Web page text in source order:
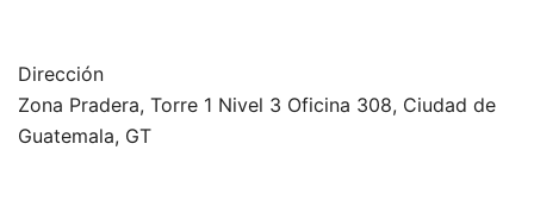
Dirección
Zona Pradera, Torre 1 Nivel 3 Oficina 308, Ciudad de
Guatemala, GT